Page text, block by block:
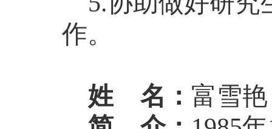
作。
姓 名： 富雪艳